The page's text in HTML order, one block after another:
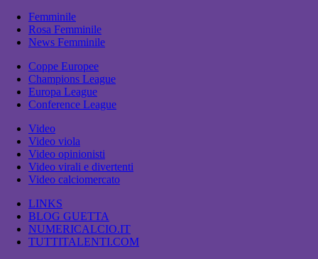
Femminile
Rosa Femminile
News Femminile
Coppe Europee
Champions League
Europa League
Conference League
Video
Video viola
Video opinionisti
Video virali e divertenti
Video calciomercato
LINKS
BLOG GUETTA
NUMERICALCIO.IT
TUTTITALENTI.COM